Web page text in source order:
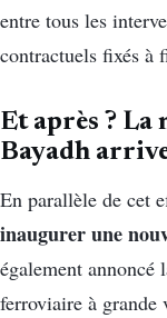
entre tous les
contractuels fixés à
Et après ? La
Bayadh
En parallèle de cet
inaugurer une
également annoncé
ferroviaire à grande